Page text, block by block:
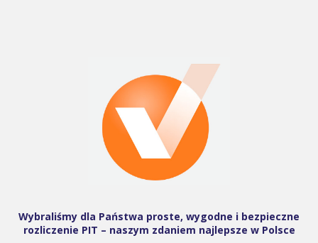
Wybraliśmy dla Państwa proste, wygodne i bezpieczne
rozliczenie PIT – naszym zdaniem najlepsze w Polsce